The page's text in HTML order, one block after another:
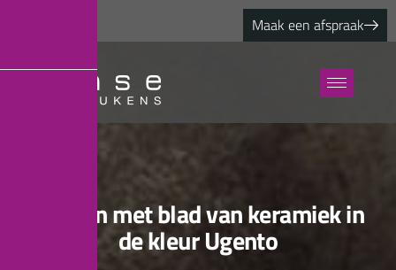
Maak een afspraak
nmetbladvankeramiekin
dekleurUgento